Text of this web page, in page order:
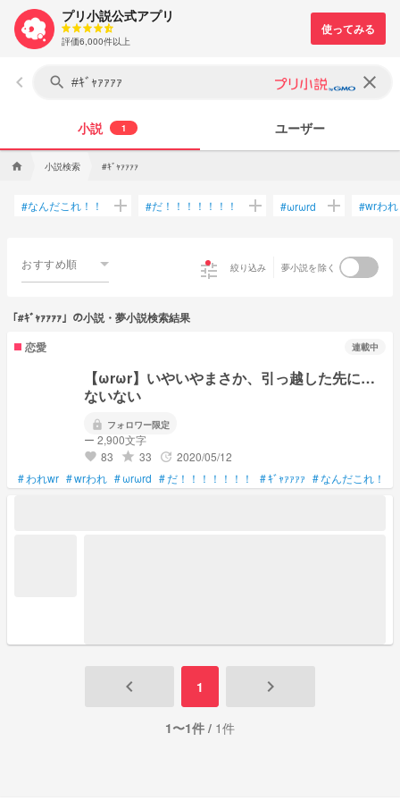
プリ小説公式アプリ
評価6,000件以上
keyboard_arrow_left search clear
小説 1 ユーザー
home 小説検索 #ｷﾞｬｧｧｧｧ
#なんだこれ！！ add #だ！！！！！！！ add #ωrωrd add #wrわれ
おすすめ順 tune 絞り込み 夢小説を除く
「#ｷﾞｬｧｧｧｧ」の小説・夢小説検索結果
恋愛
連載中
【ωrωr】いやいやまさか、引っ越した先に…
ないない
lock フォロワー限定
ー 2,900文字
favorite 83 grade 33 update 2020/05/12
#われwr #wrわれ #ωrωrd #だ！！！！！！！ #ｷﾞｬｧｧｧｧ #なんだこれ！！
keyboard_arrow_left 1 keyboard_arrow_right
1〜1件 / 1件